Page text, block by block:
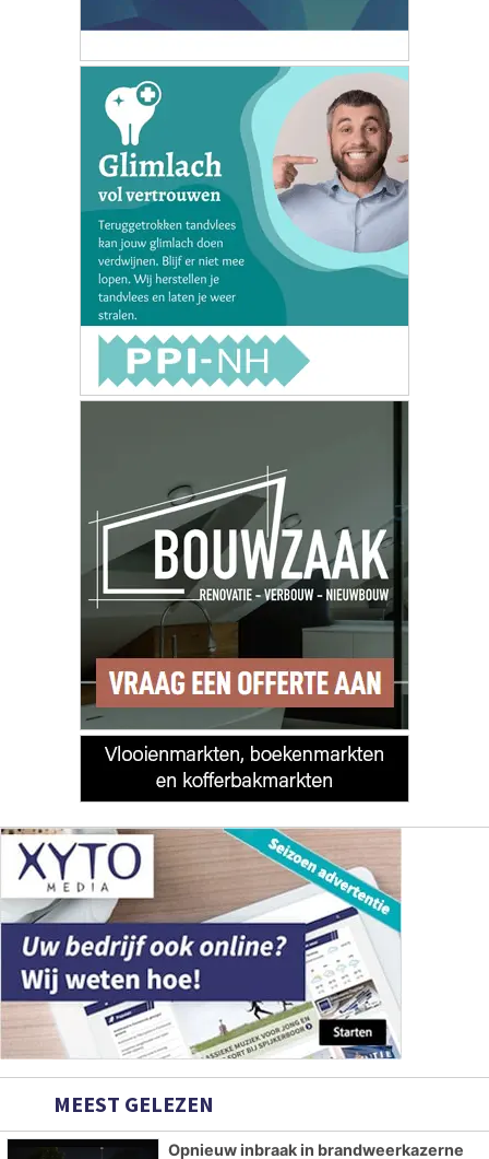
MEEST GELEZEN
Opnieuw inbraak in brandweerkazerne